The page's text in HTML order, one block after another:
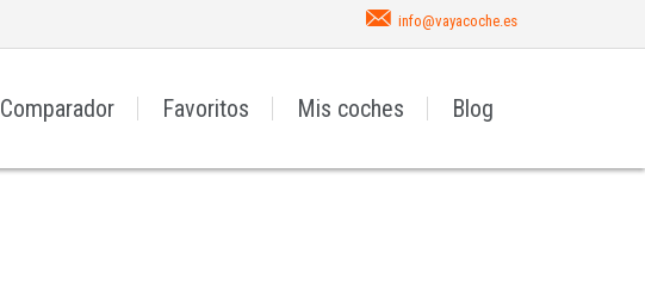
info@vayacoche.es
Comparador Favoritos Mis coches Blog